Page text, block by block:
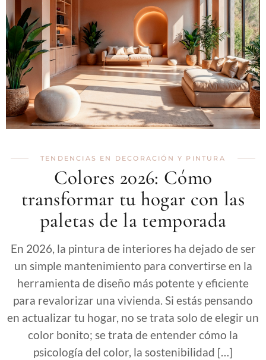
TENDENCIAS EN DECORACIÓN Y PINTURA
Colores 2026: Cómo
transformar tu hogar con las
paletas de la temporada
En 2026, la pintura de interiores ha dejado de ser
un simple mantenimiento para convertirse en la
herramienta de diseño más potente y eficiente
para revalorizar una vivienda. Si estás pensando
en actualizar tu hogar, no se trata solo de elegir un
color bonito; se trata de entender cómo la
psicología del color, la sostenibilidad […]